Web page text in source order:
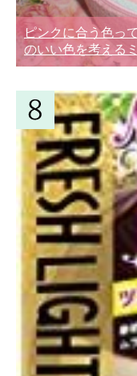
ピンクに合う色っ
のいい色を考える